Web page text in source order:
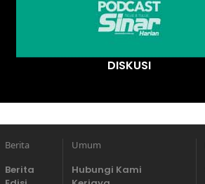
DISKUSI
Berita
Berita
Umum
Hubungi Kami